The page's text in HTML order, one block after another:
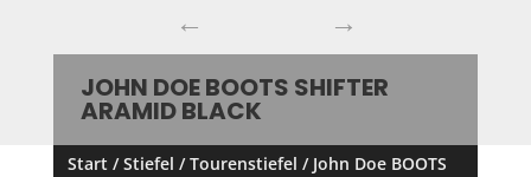
← →
JOHN DOE BOOTS SHIFTER
ARAMID BLACK
Start /Stiefel /Tourenstiefel / John Doe BOOTS